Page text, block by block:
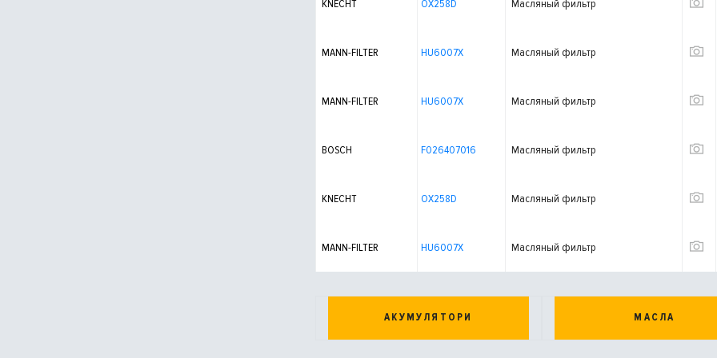
KNECHT OX258D Масляный фильтр
MANN-FILTER HU6007X Масляный фильтр
MANN-FILTER HU6007X Масляный фильтр
BOSCH F026407016 Масляный фильтр
KNECHT OX258D Масляный фильтр
MANN-FILTER HU6007X Масляный фильтр
АКУМУЛЯТОРИ МАСЛА